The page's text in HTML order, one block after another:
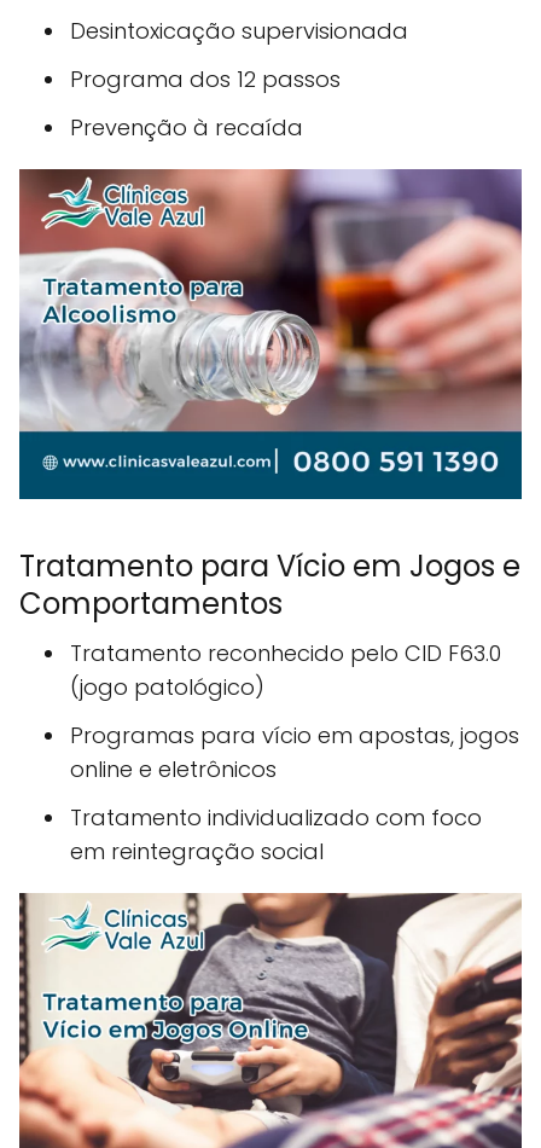
Desintoxicação supervisionada
Programa dos 12 passos
Prevenção à recaída
Tratamento para Vício em Jogos e
Comportamentos
Tratamento reconhecido pelo CID F63.0
(jogo patológico)
Programas para vício em apostas, jogos
online e eletrônicos
Tratamento individualizado com foco
em reintegração social